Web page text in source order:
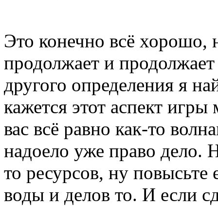
Это конечно всё хорошо,
продолжает и
другого определения я
кажется этот аспект
вас всё равно как-то
надоело уже право дело.
то ресурсов, ну повысьте
воды и делов то. И если